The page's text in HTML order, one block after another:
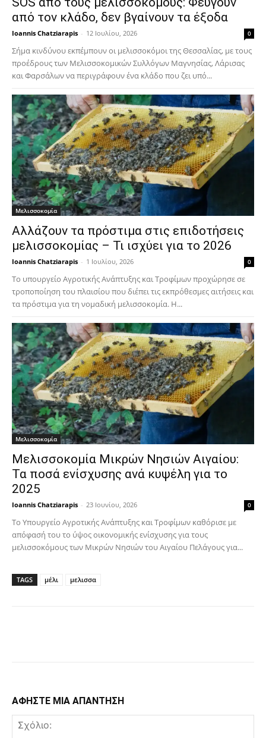
από τον κλάδο, δεν βγαίνουν τα έξοδα
Ioannis Chatziarapis - 12 Ιουλίου, 2026 0
Σήμα κινδύνου εκπέμπουν οι μελισσοκόμοι της Θεσσαλίας, με τους
προέδρους των Μελισσοκομικών Συλλόγων Μαγνησίας, Λάρισας
και Φαρσάλων να περιγράφουν ένα κλάδο που ζει υπό...
Μελισσοκομία
Αλλάζουν τα πρόστιμα στις επιδοτήσεις
μελισσοκομίας – Τι ισχύει για το 2026
Ioannis Chatziarapis - 1 Ιουλίου, 2026 0
Το υπουργείο Αγροτικής Ανάπτυξης και Τροφίμων προχώρησε σε
τροποποίηση του πλαισίου που διέπει τις εκπρόθεσμες αιτήσεις και
τα πρόστιμα για τη νομαδική μελισσοκομία. Η...
Μελισσοκομία
Μελισσοκομία Μικρών Νησιών Αιγαίου:
Τα ποσά ενίσχυσης ανά κυψέλη για το
2025
Ioannis Chatziarapis - 23 Ιουνίου, 2026 0
Το Υπουργείο Αγροτικής Ανάπτυξης και Τροφίμων καθόρισε με
απόφασή του το ύψος οικονομικής ενίσχυσης για τους
μελισσοκόμους των Μικρών Νησιών του Αιγαίου Πελάγους για...
TAGS μέλι μελισσα
ΑΦΗΣΤΕ ΜΙΑ ΑΠΑΝΤΗΣΗ